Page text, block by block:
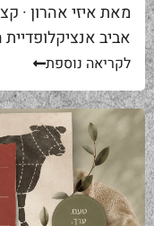
מאת איזי אהרון ·
באים אליי בקצביה
לקריאה נוספת